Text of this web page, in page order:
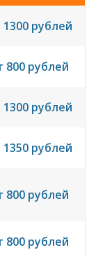
1300 рублей
800 рублей
1300 рублей
1350 рублей
800 рублей
800 рублей